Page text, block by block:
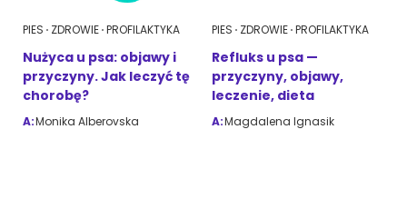
PIES ZDROWIE PROFILAKTYKA
Nużyca u psa: objawy i
przyczyny. Jak leczyć tę
chorobę?
A:Monika Alberovska
PIES ZDROWIE PROFILAKTYKA
Refluks u psa —
przyczyny, objawy,
leczenie, dieta
A:Magdalena Ignasik